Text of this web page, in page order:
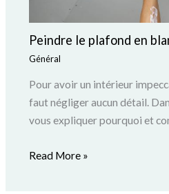
Peindre le plafond en
Général
Pour avoir un intérieur
faut négliger aucun détail.
vous expliquer pourquoi et
Read More »